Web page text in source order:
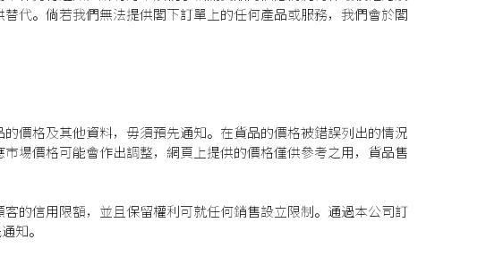
代。倘若我們無法提供閣下訂單上的任何產品或服務，我們會於閣
價格及其他資料，毋須預先通知。在貨品的價格被錯誤列出的情況
場價格可能會作出調整，網頁上提供的價格僅供參考之用，貨品售
的信用限額，並且保留權利可就任何銷售設立限制。通過本公司訂
知。